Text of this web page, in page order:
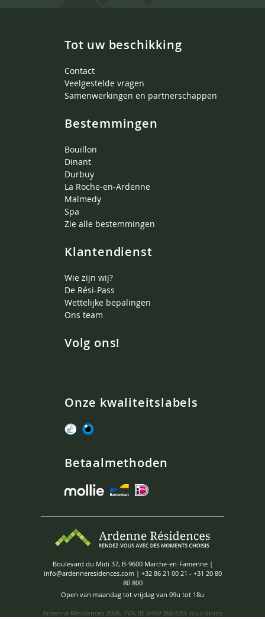
Tot uw beschikking
Contact
Veelgestelde vragen
Samenwerkingen en partnerschappen
Bestemmingen
Bouillon
Dinant
Durbuy
La Roche-en-Ardenne
Malmedy
Spa
Zie alle bestemmingen
Klantendienst
Wie zijn wij?
De Rési-Pass
Wettelijke bepalingen
Ons team
Volg ons!
Onze kwaliteitslabels
Betaalmethoden
Boulevard du Midi 37, B-9600 Marche-en-Famenne |
info@ardenneresidences.com| +32 86 21 00 21 - +31 20 80
80 800
Open van maandag tot vrijdag van 09u tot 18u
Ardenne Résidences 2026, TVA BE 0469 360 630, tous droits